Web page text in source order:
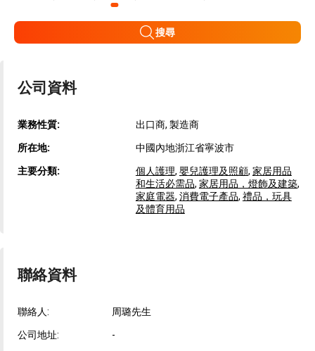
搜尋
公司資料
業務性質: 出口商, 製造商
所在地: 中國內地浙江省寧波市
主要分類: 個人護理, 嬰兒護理及照顧, 家居用品
和生活必需品, 家居用品，燈飾及建築,
家庭電器, 消費電子產品, 禮品，玩具
及體育用品
聯絡資料
聯絡人: 周璐先生
公司地址: -